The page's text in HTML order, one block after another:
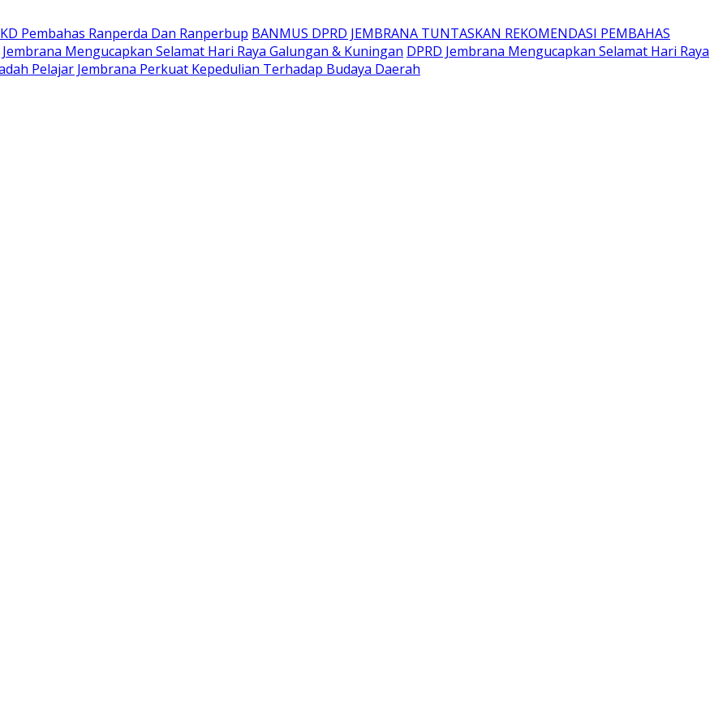
Pembahas Ranperda Dan Ranperbup BANMUS DPRD JEMBRANA TUNTASKAN REKOMENDASI PEMBAHAS
Mengucapkan Selamat Hari Raya Galungan & Kuningan DPRD Jembrana Mengucapkan Selamat Hari Raya
Pelajar Jembrana Perkuat Kepedulian Terhadap Budaya Daerah